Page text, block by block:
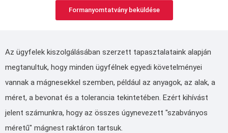
Formanyomtatvány beküldése
Az ügyfelek kiszolgálásában szerzett tapasztalataink alapján
megtanultuk, hogy minden ügyfélnek egyedi követelményei
vannak a mágnesekkel szemben, például az anyagok, az alak, a
méret, a bevonat és a tolerancia tekintetében. Ezért kihívást
jelent számunkra, hogy az összes úgynevezett "szabványos
méretű" mágnest raktáron tartsuk.